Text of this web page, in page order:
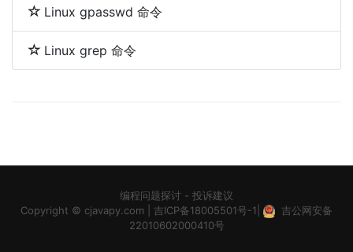
Linux gpasswd 命令
Linux grep 命令
编程问题探讨 - 投诉建议
Copyright © cjavapy.com 吉ICP备18005501号-1
吉公网安备
22010602000410号